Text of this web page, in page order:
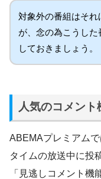
対象外の番組はそ
が、念の為こうし
しておきましょう。
人気のコメント
ABEMAプレミアム
タイムの放送中に投
「見逃しコメント機